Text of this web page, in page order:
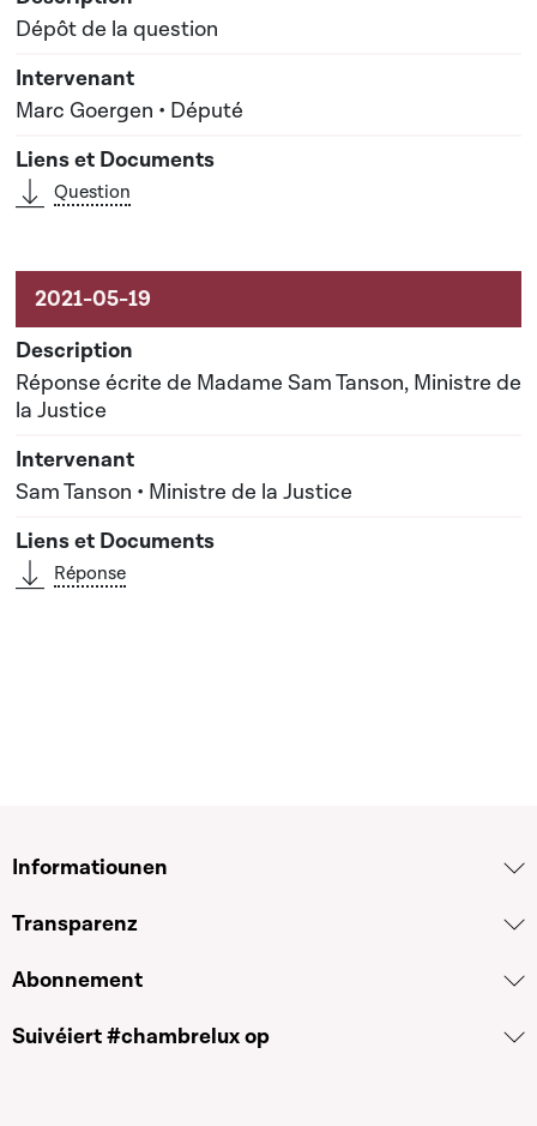
Dépôt de la question
Marc Goergen • Député
Question
Réponse écrite de Madame Sam Tanson, Ministre de
la Justice
Sam Tanson • Ministre de la Justice
Réponse
Informatiounen
Transparenz
Abonnement
Suivéiert #chambrelux op